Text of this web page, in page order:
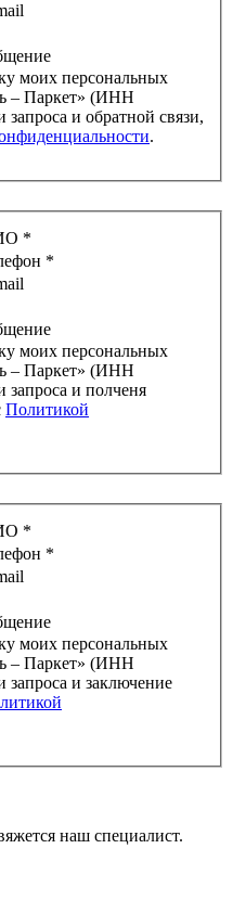
моих персональных
– Паркет» (ИНН
.
*
*
моих персональных
– Паркет» (ИНН
Политикой
*
*
моих персональных
– Паркет» (ИНН
наш специалист.